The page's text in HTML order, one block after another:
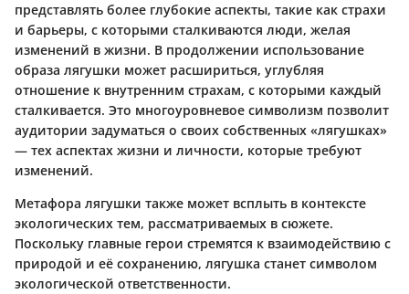
представлять более глубокие аспекты, такие как страхи
и барьеры, с которыми сталкиваются люди, желая
изменений в жизни. В продолжении использование
образа лягушки может расшириться, углубляя
отношение к внутренним страхам, с которыми каждый
сталкивается. Это многоуровневое символизм позволит
аудитории задуматься о своих собственных «лягушках»
— тех аспектах жизни и личности, которые требуют
изменений.
Метафора лягушки также может всплыть в контексте
экологических тем, рассматриваемых в сюжете.
Поскольку главные герои стремятся к взаимодействию с
природой и её сохранению, лягушка станет символом
экологической ответственности.